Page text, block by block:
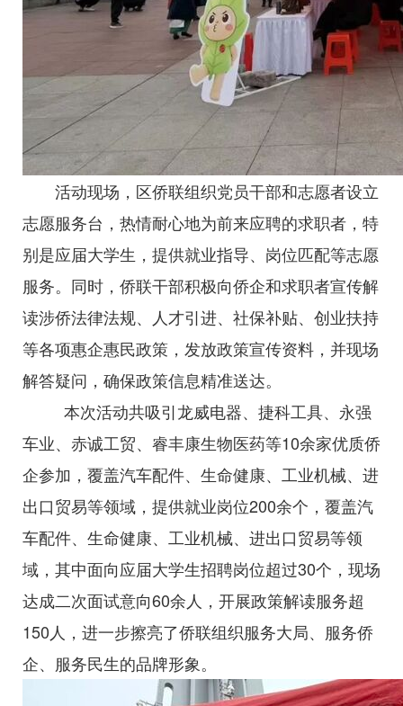
活动现场，区侨联组织党员干部和志愿者设立
志愿服务台，热情耐心地为前来应聘的求职者，特
别是应届大学生，提供就业指导、岗位匹配等志愿
服务。同时，侨联干部积极向侨企和求职者宣传解
读涉侨法律法规、人才引进、社保补贴、创业扶持
等各项惠企惠民政策，发放政策宣传资料，并现场
解答疑问，确保政策信息精准送达。
本次活动共吸引龙威电器、捷科工具、永强
车业、赤诚工贸、睿丰康生物医药等10余家优质侨
企参加，覆盖汽车配件、生命健康、工业机械、进
出口贸易等领域，提供就业岗位200余个，覆盖汽
车配件、生命健康、工业机械、进出口贸易等领
域，其中面向应届大学生招聘岗位超过30个，现场
达成二次面试意向60余人，开展政策解读服务超
150人，进一步擦亮了侨联组织服务大局、服务侨
企、服务民生的品牌形象。